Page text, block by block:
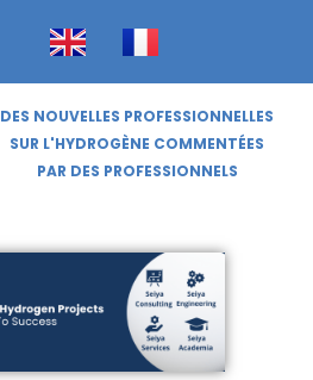
DES NOUVELLES PROFESSIONNELLES
SUR L'HYDROGÈNE COMMENTÉES
PAR DES PROFESSIONNELS